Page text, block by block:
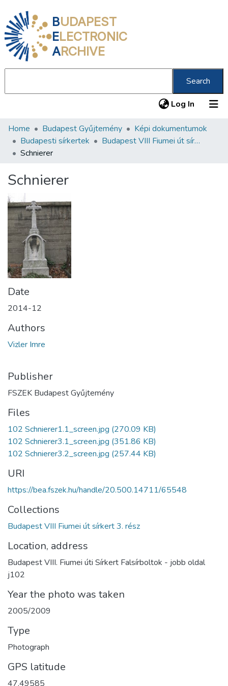
BUDAPEST
ELECTRONIC
ARCHIVE
Search
Log In (current)
Communities & Collections
All of DSpace
About us
Home Budapest Gyűjtemény
Képi dokumentumok
Budapesti sírkertek
Budapest VIII Fiumei út sírkert 3. rész
Schnierer
Schnierer
Date
2014-12
Authors
Vizler Imre
Publisher
FSZEK Budapest Gyűjtemény
Files
102 Schnierer1.1_screen.jpg (270.09 KB)
102 Schnierer3.1_screen.jpg (351.86 KB)
102 Schnierer3.2_screen.jpg (257.44 KB)
URI
https://bea.fszek.hu/handle/20.500.14711/65548
Collections
Budapest VIII Fiumei út sírkert 3. rész
Location, address
Budapest VIII. Fiumei úti Sírkert Falsírboltok - jobb oldal
j102
Year the photo was taken
2005/2009
Type
Photograph
GPS latitude
47.49585